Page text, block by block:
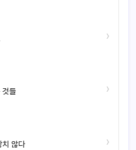
›
것들 ›
치 않다 ›